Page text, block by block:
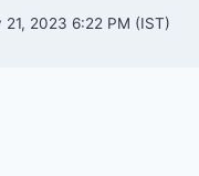
21, 2023 6:22 PM (IST)